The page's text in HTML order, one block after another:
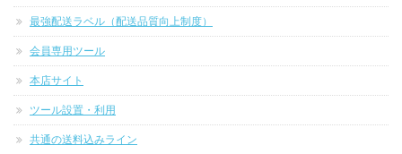
最強配送ラベル（配送品質向上制度）
会員専用ツール
本店サイト
ツール設置・利用
共通の送料込みライン